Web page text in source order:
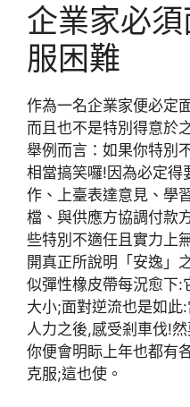
企業家必
服困難
作為一名企業家便必定
而且也不是特別得意於
舉例而言：如果你特別
相當搞笑囉!因為必定得
作、上臺表達意見、學
檔、與供應方協調付款
些特別不適任且實力上
開真正所說明「安逸」
似彈性橡皮帶每況愈下:
大小;面對逆流也是如此
人力之後,感受剎車伐!
你便會明眎上年也都有
克服;這也使。